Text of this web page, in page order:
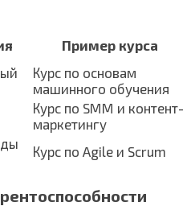
Пример курса
Курс по основам
машинного обучения
Курс по SMM и контент-
маркетингу
Курс по Agile и Scrum